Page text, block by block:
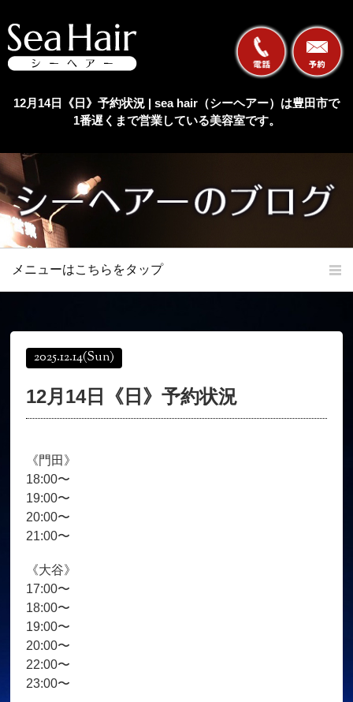
12月14日《日》予約状況 | sea hair（シーヘアー）は豊田市で
1番遅くまで営業している美容室です。
メニューはこちらをタップ
オンラインショップ
育毛コース よくある質問
お客様の声
ご予約＋お問い合わせ
2025.12.14(Sun)
12月14日《日》予約状況
《門田》
18:00〜
19:00〜
20:00〜
21:00〜
《大谷》
17:00〜
18:00〜
19:00〜
20:00〜
22:00〜
23:00〜